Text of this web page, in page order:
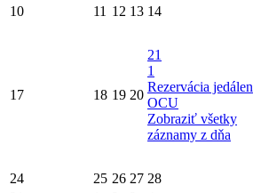
10
11 12 13 14
17 18 19 20
21
1
Rezervácia jedálen
OCU
Zobraziť všetky
záznamy z dňa
24
25 26 27 28